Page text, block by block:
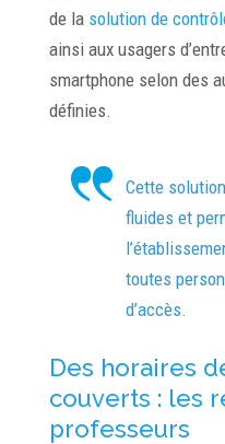
de la solution de
ainsi aux usagers
smartphone selon des
définies.
Cette
fluides et
toutes
d’accès.
Des horaires
couverts : les
professeurs